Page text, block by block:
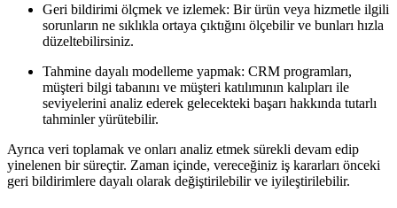
Geri bildirimi ölçmek ve izlemek: Bir ürün veya hizmetle ilgili
sorunların ne sıklıkla ortaya çıktığını ölçebilir ve bunları hızla
düzeltebilirsiniz.
Tahmine dayalı modelleme yapmak: CRM programları,
müşteri bilgi tabanını ve müşteri katılımının kalıpları ile
seviyelerini analiz ederek gelecekteki başarı hakkında tutarlı
tahminler yürütebilir.
Ayrıca veri toplamak ve onları analiz etmek sürekli devam edip
yinelenen bir süreçtir. Zaman içinde, vereceğiniz iş kararları önceki
geri bildirimlere dayalı olarak değiştirilebilir ve iyileştirilebilir.